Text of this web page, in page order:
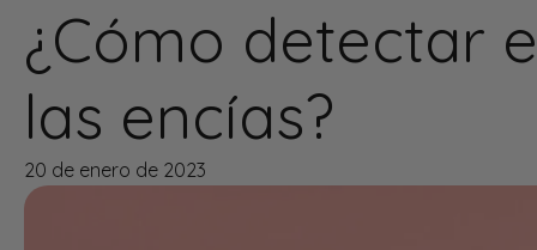
¿Cómo detectar
las encías?
20 de enero de 2023